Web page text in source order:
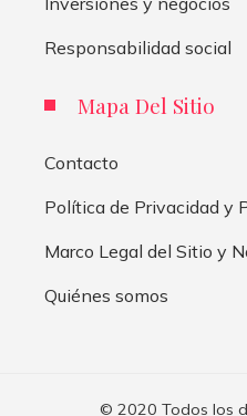
Responsabilidad social
Mapa Del Sitio
Contacto
Política de Privacidad y
Marco Legal del Sitio y
Quiénes somos
© 2020 Todos los